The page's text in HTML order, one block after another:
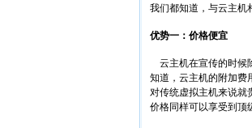
我们都知道，与云主机
优势一：价格便宜
云主机在宣传的时候
知道，云主机的附加费
对传统虚拟主机来说就
价格同样可以享受到顶